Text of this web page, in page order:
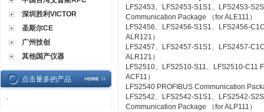
深圳胜利VICTOR
圣斯尔CE
广州技创
其他国产仪器
点击量多的产品
·
LFS2453、LFS2453-S1S1、LFS2453-
Communication Package （for ALE111）
LFS2456、LFS2456-S1S1、LFS2456-
ALR121）
LFS2457、LFS2457-S1S1、LFS2457-
ALR121）
LFS2510、LFS2510-S11、LFS2510-C11
ACF11）
LFS2540 PROFIBUS Communication
LFS2542、LFS2542-S1S1、LFS2542-
Communication Package （for ALP111）